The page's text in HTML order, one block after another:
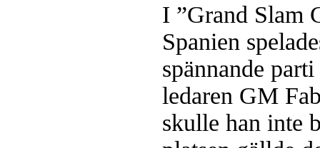
I ”Grand Slam
Spanien
spännande
ledaren GM
skulle han inte